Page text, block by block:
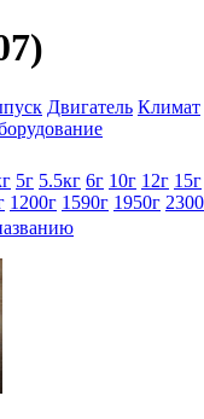
Двигатель Климат
5г 5.5кг 6г 10г 12г 15г
1200г 1590г 1950г